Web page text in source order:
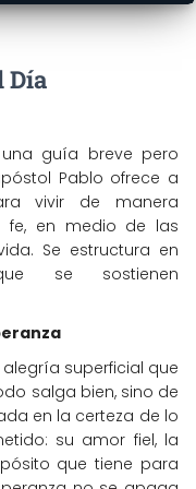
Día
guía breve pero
Pablo ofrece a
vivir de manera
fe, en medio de las
Se estructura en
se sostienen
superficial que
salga bien, sino de
en la certeza de lo
su amor fiel, la
que tiene para